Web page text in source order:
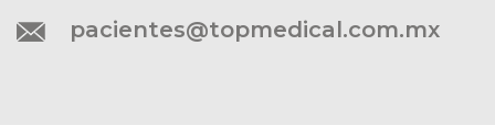
pacientes@topmedical.com.mx